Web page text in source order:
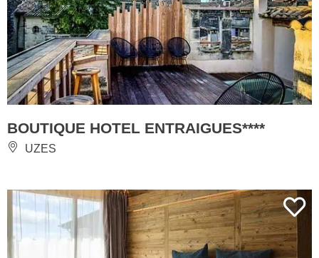
BOUTIQUE HOTEL ENTRAIGUES****
UZES